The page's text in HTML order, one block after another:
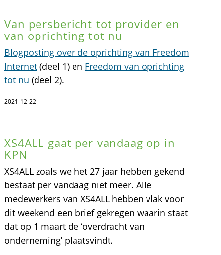
Van persbericht tot provider en
van oprichting tot nu
Blogposting over de oprichting van Freedom
Internet(deel 1) en Freedom van oprichting
tot nu (deel 2).
2021-12-22
XS4ALL gaat per vandaag op in
KPN
XS4ALL zoals we het 27 jaar hebben gekend
bestaat per vandaag niet meer. Alle
medewerkers van XS4ALL hebben vlak voor
dit weekend een brief gekregen waarin staat
dat op 1 maart de ‘overdracht van
onderneming’ plaatsvindt.